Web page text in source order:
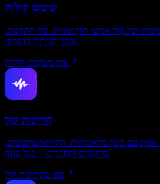
שיבוט קולות
של קול אנושי תוך שניות. בלי התקנות.
עובד ישירות בדפדפן.
צפו בשיבוט קולות
קריינות קול
אמת עם בינה מלאכותית. הקריאו טקסטים,
סרטונים והסברים – בכל סגנון.
צפו בקריינות קול